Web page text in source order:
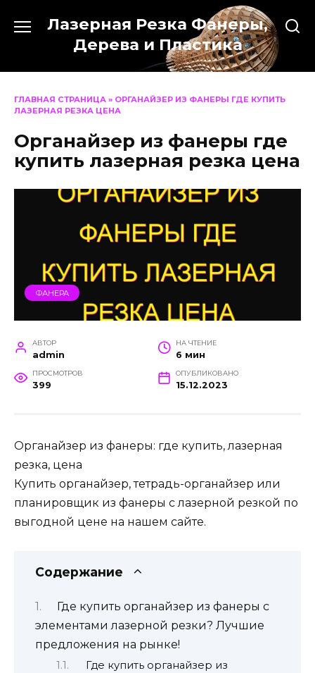
содержанию
Лазерная Резка Фанеры,
Дерева и Пластика
ГЛАВНАЯ СТРАНИЦА » ОРГАНАЙЗЕР ИЗ ФАНЕРЫ ГДЕ КУПИТЬ
ЛАЗЕРНАЯ РЕЗКА ЦЕНА
Органайзер из фанеры где
купить лазерная резка цена
ФАНЕРА
АВТОР
admin
НА ЧТЕНИЕ
6 мин
ПРОСМОТРОВ
399
ОПУБЛИКОВАНО
15.12.2023
Органайзер из фанеры: где купить, лазерная
резка, цена
Купить органайзер, тетрадь-органайзер или
планировщик из фанеры с лазерной резкой по
выгодной цене на нашем сайте.
Содержание
Где купить органайзер из фанеры с
элементами лазерной резки? Лучшие
предложения на рынке!
Где купить органайзер из